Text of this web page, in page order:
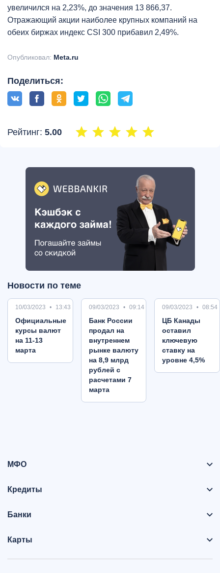
увеличился на 2,23%, до значения 13 866,37.
Отражающий акции наиболее крупных компаний на
обеих биржах индекс CSI 300 прибавил 2,49%.
Опубликовал: Meta.ru
Поделиться:
Рейтинг: 5.00
Новости по теме
10/03/2023 13:43
Oфициальные
курсы валют
на 11-13
марта
09/03/2023 09:14
Банк России
продал на
внутреннем
рынке валюту
на 8,9 млрд
рублей с
расчетами 7
марта
09/03/2023 08:54
ЦБ Канады
оставил
ключевую
ставку на
уровне 4,5%
МФО
Кредиты
Банки
Карты